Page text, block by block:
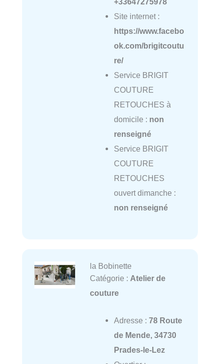
Site internet :
https://www.facebo
ok.com/brigitcoutu
re/
Service BRIGIT
COUTURE
RETOUCHES à
domicile : non
renseigné
Service BRIGIT
COUTURE
RETOUCHES
ouvert dimanche :
non renseigné
la Bobinette
Catégorie : Atelier de
couture
Adresse : 78 Route
de Mende, 34730
Prades-le-Lez